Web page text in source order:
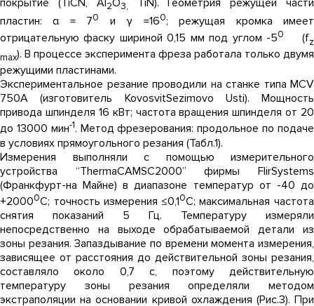
покрытие (TiCN, Al2O3,
TiN). Геометрия режущей части
пластин: α = 70 и γ =160; режущая кромка имеет
отрицательную фаску шириной 0,15 мм под углом -50 (fz
max). В процессе эксперимента фреза работала только двумя
режущими пластинами.
Экспериментальное резание проводили на станке типа MCV
750A (изготовитель KovosvitSezimovo Usti). Мощность
привода шпинделя 16 кВт; частота вращения шпинделя от 20
до 13000 мин-1. Метод фрезерования: продольное по подаче
в условиях прямоугольного резания (Табл.1).
Измерения выполняли с помощью измерительного
устройства “ThermaCAMSC2000” фирмы FlirSystems
(Франкфурт-на Майне) в диапазоне температур от -40 до
+20000С; точность измерения ≤0,10С; максимальная частота
снятия показаний 5 Гц. Температуру измеряли
непосредственно на выходе обрабатываемой детали из
зоны резания. Запаздывание по времени момента измерения,
зависящее от расстояния до действительной зоны резания,
составляло около 0,7 с, поэтому действительную
температуру зоны резания определяли методом
экстраполяции на основании кривой охлаждения (Рис.3). При